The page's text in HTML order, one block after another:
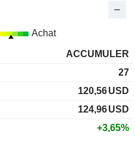
Achat
ACCUMULER
27
120,56USD
124,96USD
+3,65%